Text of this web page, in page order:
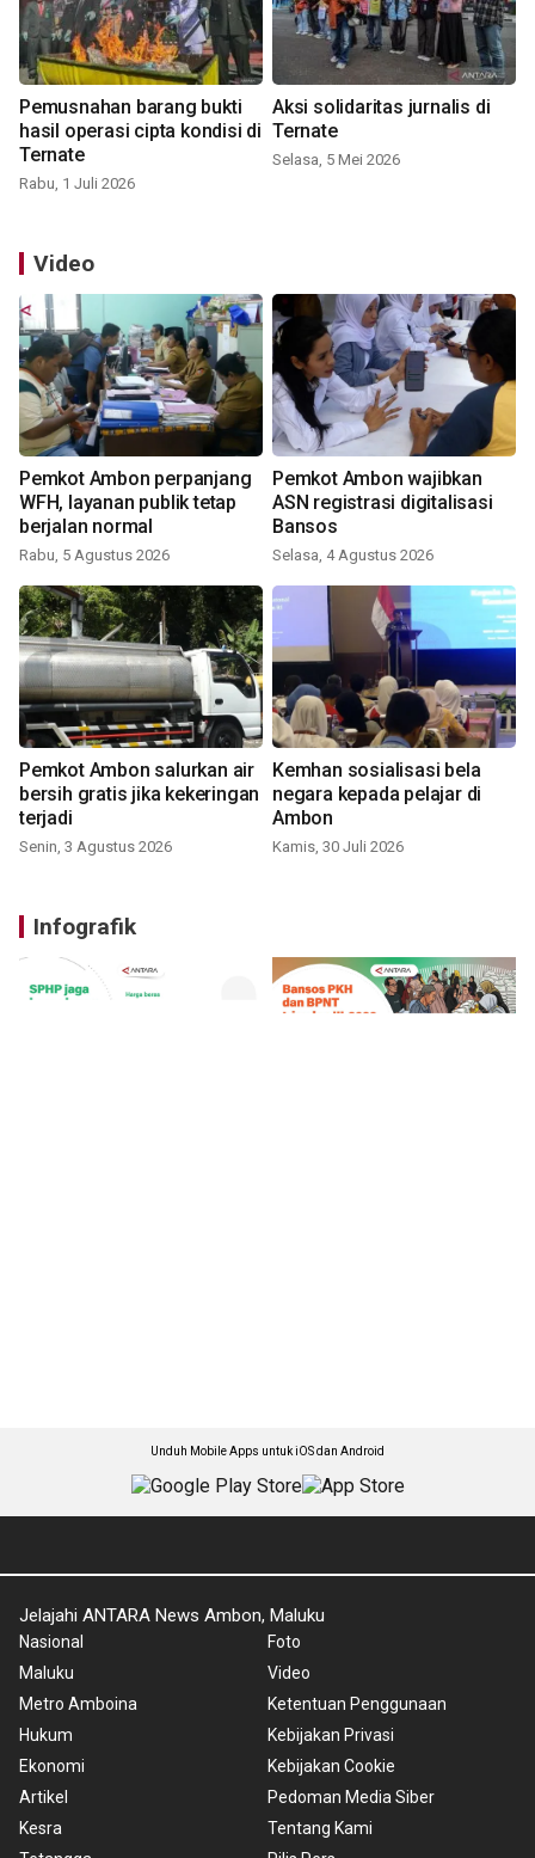
Pemusnahan barang bukti
hasil operasi cipta kondisi di
Ternate
Rabu, 1 Juli 2026
Aksi solidaritas jurnalis di
Ternate
Selasa, 5 Mei 2026
Video
Pemkot Ambon perpanjang
WFH, layanan publik tetap
berjalan normal
Rabu, 5 Agustus 2026
Pemkot Ambon wajibkan
ASN registrasi digitalisasi
Bansos
Selasa, 4 Agustus 2026
Pemkot Ambon salurkan air
bersih gratis jika kekeringan
terjadi
Senin, 3 Agustus 2026
Kemhan sosialisasi bela
negara kepada pelajar di
Ambon
Kamis, 30 Juli 2026
Infografik
Unduh Mobile Apps untuk iOS dan Android
Jelajahi ANTARA News Ambon, Maluku
Nasional
Maluku
Metro Amboina
Hukum
Ekonomi
Artikel
Kesra
Foto
Video
Ketentuan Penggunaan
Kebijakan Privasi
Kebijakan Cookie
Pedoman Media Siber
Tentang Kami